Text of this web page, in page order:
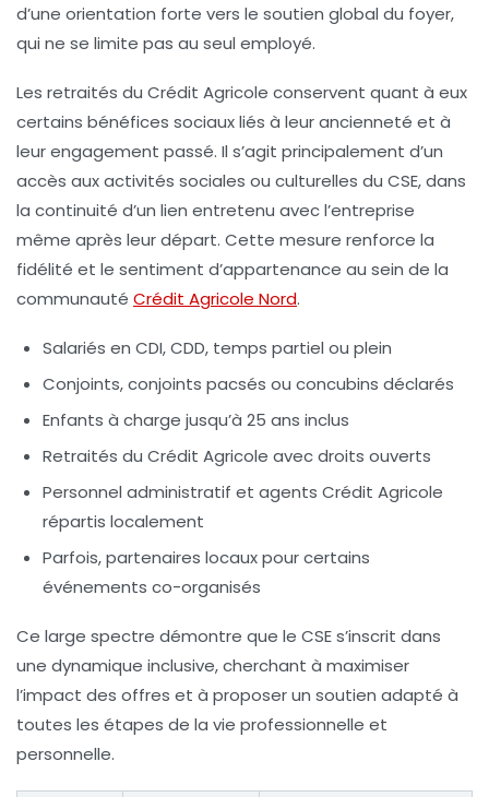
d’une orientation forte vers le soutien global du foyer,
qui ne se limite pas au seul employé.
Les retraités du Crédit Agricole conservent quant à eux
certains bénéfices sociaux liés à leur ancienneté et à
leur engagement passé. Il s’agit principalement d’un
accès aux activités sociales ou culturelles du CSE, dans
la continuité d’un lien entretenu avec l’entreprise
même après leur départ. Cette mesure renforce la
fidélité et le sentiment d’appartenance au sein de la
communauté Crédit Agricole Nord.
Salariés en CDI, CDD, temps partiel ou plein
Conjoints, conjoints pacsés ou concubins déclarés
Enfants à charge jusqu’à 25 ans inclus
Retraités du Crédit Agricole avec droits ouverts
Personnel administratif et agents Crédit Agricole
répartis localement
Parfois, partenaires locaux pour certains
événements co-organisés
Ce large spectre démontre que le CSE s’inscrit dans
une dynamique inclusive, cherchant à maximiser
l’impact des offres et à proposer un soutien adapté à
toutes les étapes de la vie professionnelle et
personnelle.